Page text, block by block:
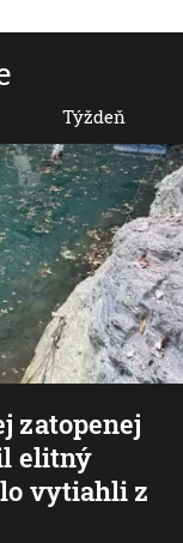
zatopenej
elitný
vytiahli z
Týždeň